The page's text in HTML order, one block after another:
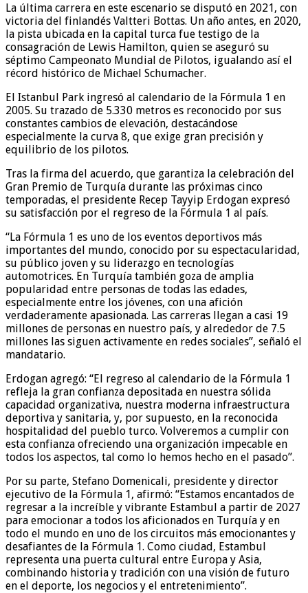
La última carrera en este escenario se disputó en 2021, con
victoria del finlandés Valtteri Bottas. Un año antes, en 2020,
la pista ubicada en la capital turca fue testigo de la
consagración de Lewis Hamilton, quien se aseguró su
séptimo Campeonato Mundial de Pilotos, igualando así el
récord histórico de Michael Schumacher.
El Istanbul Park ingresó al calendario de la Fórmula 1 en
2005. Su trazado de 5.330 metros es reconocido por sus
constantes cambios de elevación, destacándose
especialmente la curva 8, que exige gran precisión y
equilibrio de los pilotos.
Tras la firma del acuerdo, que garantiza la celebración del
Gran Premio de Turquía durante las próximas cinco
temporadas, el presidente Recep Tayyip Erdogan expresó
su satisfacción por el regreso de la Fórmula 1 al país.
“La Fórmula 1 es uno de los eventos deportivos más
importantes del mundo, conocido por su espectacularidad,
su público joven y su liderazgo en tecnologías
automotrices. En Turquía también goza de amplia
popularidad entre personas de todas las edades,
especialmente entre los jóvenes, con una afición
verdaderamente apasionada. Las carreras llegan a casi 19
millones de personas en nuestro país, y alrededor de 7.5
millones las siguen activamente en redes sociales”, señaló el
mandatario.
Erdogan agregó: “El regreso al calendario de la Fórmula 1
refleja la gran confianza depositada en nuestra sólida
capacidad organizativa, nuestra moderna infraestructura
deportiva y sanitaria, y, por supuesto, en la reconocida
hospitalidad del pueblo turco. Volveremos a cumplir con
esta confianza ofreciendo una organización impecable en
todos los aspectos, tal como lo hemos hecho en el pasado”.
Por su parte, Stefano Domenicali, presidente y director
ejecutivo de la Fórmula 1, afirmó: “Estamos encantados de
regresar a la increíble y vibrante Estambul a partir de 2027
para emocionar a todos los aficionados en Turquía y en
todo el mundo en uno de los circuitos más emocionantes y
desafiantes de la Fórmula 1. Como ciudad, Estambul
representa una puerta cultural entre Europa y Asia,
combinando historia y tradición con una visión de futuro
en el deporte, los negocios y el entretenimiento”.